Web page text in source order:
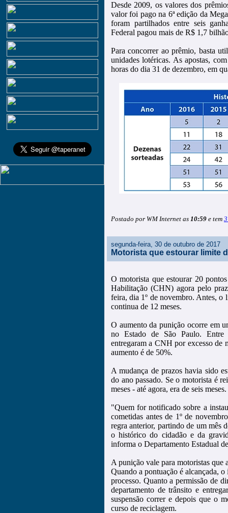
Desde 2009, os valores dos
valor foi pago na 6ª edição da
foram partilhados entre seis
Federal pagou mais de R$ 1,7
Para concorrer ao prêmio, basta
unidades lotéricas. As apostas,
horas do dia 31 de dezembro, em
Postado por WM Internet as 10:59 e tem
segunda-feira, 30 de outubro de 2017
Motorista que estourar limite
O motorista que estourar 20
Habilitação (CHN) agora pelo
feira, dia 1º de novembro. Antes, o
continua de 12 meses.
O aumento da punição ocorre em
no Estado de São Paulo. Entre
entregaram a CNH por excesso
aumento é de 50%.
A mudança de prazos havia sido
do ano passado. Se o motorista é
meses - até agora, era de seis meses.
"Quem for notificado sobre a
cometidas antes de 1º de
regra anterior, partindo de um mês
o histórico do cidadão e da
informa o Departamento Estadual
A punição vale para motoristas que
Quando a pontuação é alcançada,
processo. Quanto a permissão de
departamento de trânsito e
suspensão correr e depois que o
curso de reciclagem.